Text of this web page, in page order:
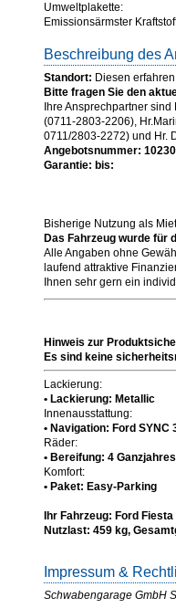
Umweltplakette:
Emissionsärmster
Beschreibung des
Standort: Diesen
Bitte fragen Sie den
Ihre Ansprechpartner
(0711-2803-2206),
0711/2803-2272) und Hr.
Angebotsnummer:
Garantie: bis:
Bisherige Nutzung als
Das Fahrzeug wurde für
Alle Angaben ohne
laufend attraktive
Ihnen sehr gern ein
Hinweis zur
Es sind keine
Lackierung:
• Lackierung: Metallic
Innenausstattung:
• Navigation: Ford
Räder:
• Bereifung: 4
Komfort:
• Paket: Easy-Parking
Ihr Fahrzeug: Ford
Nutzlast: 459 kg,
Impressum &
Schwabengarage GmbH